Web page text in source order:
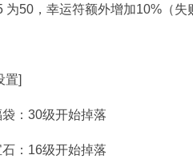
为50，幸运符额外增加10%（失
置]
：30级开始掉落
：16级开始掉落